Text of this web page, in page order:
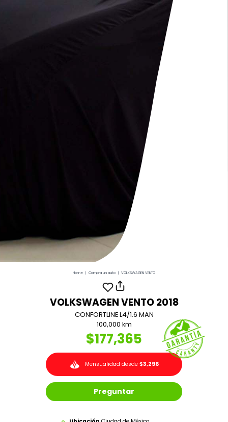
Home | Compra un auto | VOLKSWAGEN VENTO
VOLKSWAGEN VENTO 2018
CONFORTLINE L4/1.6 MAN
100,000 km
$177,365
Mensualidad desde$3,296
Preguntar